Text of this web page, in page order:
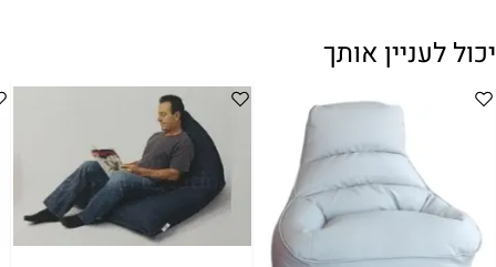
יכול לעניין אותך